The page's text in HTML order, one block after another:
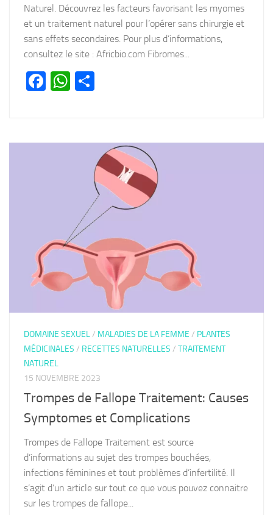
Naturel. Découvrez les facteurs favorisant les myomes
et un traitement naturel pour l’opérer sans chirurgie et
sans effets secondaires. Pour plus d’informations,
consultez le site : Africbio.com Fibromes...
Facebook
WhatsApp
DOMAINE SEXUEL/ MALADIES DE LA FEMME / PLANTES
MÉDICINALES / RECETTES NATURELLES / TRAITEMENT
NATUREL
15 NOVEMBRE 2023
Trompes de Fallope Traitement: Causes
Symptomes et Complications
Trompes de Fallope Traitement est source
d’informations au sujet des trompes bouchées,
infections féminines et tout problèmes d’infertilité. Il
s’agit d’un article sur tout ce que vous pouvez connaitre
sur les trompes de fallope...